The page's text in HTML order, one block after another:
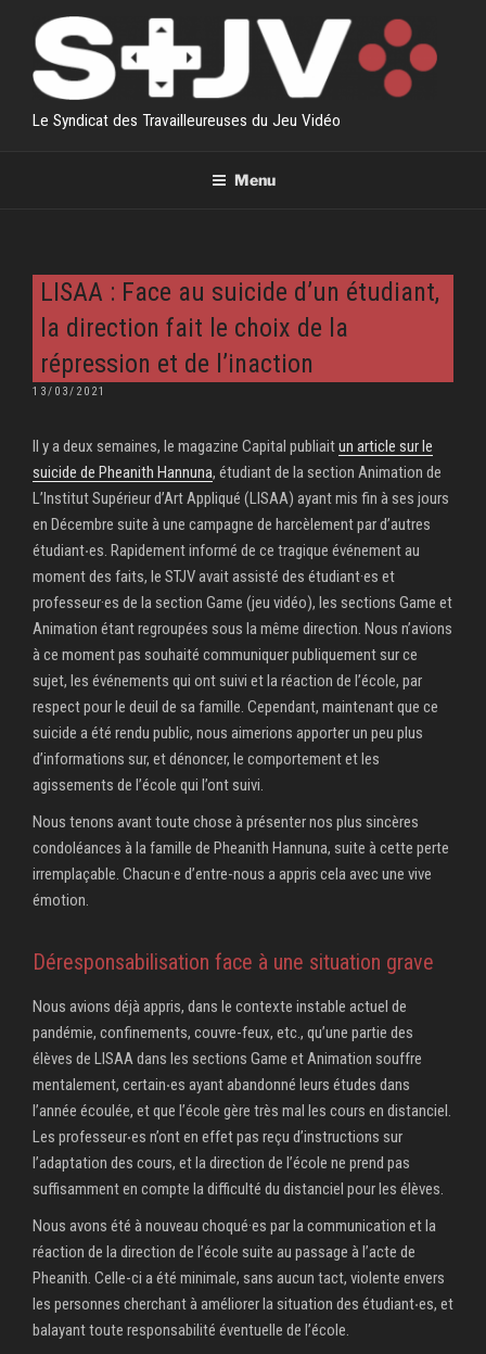
contenu
principal
Le Syndicat des Travailleureuses du Jeu Vidéo
Menu
LISAA : Face au suicide d’un étudiant,
la direction fait le choix de la
répression et de l’inaction
PUBLIÉ
13/03/2021
Il y a deux semaines, le magazine Capital publiaitun article sur le
suicide de Pheanith Hannuna, étudiant de la section Animation de
L’Institut Supérieur d’Art Appliqué (LISAA) ayant mis fin à ses jours
en Décembre suite à une campagne de harcèlement par d’autres
étudiant‧es. Rapidement informé de ce tragique événement au
moment des faits, le STJV avait assisté des étudiant·es et
professeur·es de la section Game (jeu vidéo), les sections Game et
Animation étant regroupées sous la même direction. Nous n’avions
à ce moment pas souhaité communiquer publiquement sur ce
sujet, les événements qui ont suivi et la réaction de l’école, par
respect pour le deuil de sa famille. Cependant, maintenant que ce
suicide a été rendu public, nous aimerions apporter un peu plus
d’informations sur, et dénoncer, le comportement et les
agissements de l’école qui l’ont suivi.
Nous tenons avant toute chose à présenter nos plus sincères
condoléances à la famille de Pheanith Hannuna, suite à cette perte
irremplaçable. Chacun·e d’entre-nous a appris cela avec une vive
émotion.
Déresponsabilisation face à une situation grave
Nous avions déjà appris, dans le contexte instable actuel de
pandémie, confinements, couvre-feux, etc., qu’une partie des
élèves de LISAA dans les sections Game et Animation souffre
mentalement, certain‧es ayant abandonné leurs études dans
l’année écoulée, et que l’école gère très mal les cours en distanciel.
Les professeur‧es n’ont en effet pas reçu d’instructions sur
l’adaptation des cours, et la direction de l’école ne prend pas
suffisamment en compte la difficulté du distanciel pour les élèves.
Nous avons été à nouveau choqué·es par la communication et la
réaction de la direction de l’école suite au passage à l’acte de
Pheanith. Celle-ci a été minimale, sans aucun tact, violente envers
les personnes cherchant à améliorer la situation des étudiant‧es, et
balayant toute responsabilité éventuelle de l’école.